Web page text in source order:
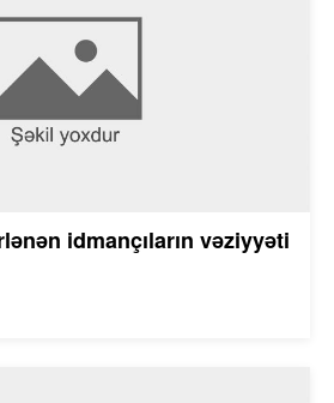
idmançıların vəziyyəti